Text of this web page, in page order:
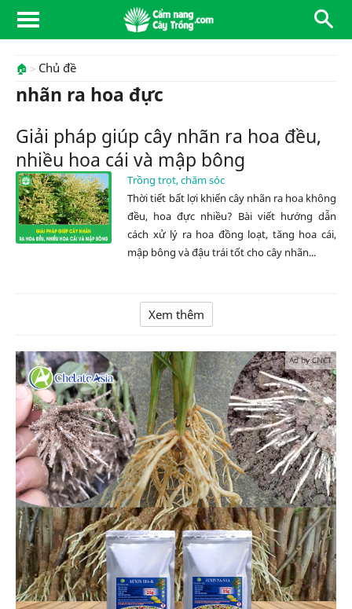
🏠 Chủ đề
nhãn ra hoa đực
Giải pháp giúp cây nhãn ra hoa đều,
nhiều hoa cái và mập bông
Trồng trọt, chăm sóc
Thời tiết bất lợi khiến cây nhãn ra hoa không
đều, hoa đực nhiều? Bài viết hướng dẫn
cách xử lý ra hoa đồng loạt, tăng hoa cái,
mập bông và đậu trái tốt cho cây nhãn...
Xem thêm
Ad by CNCT